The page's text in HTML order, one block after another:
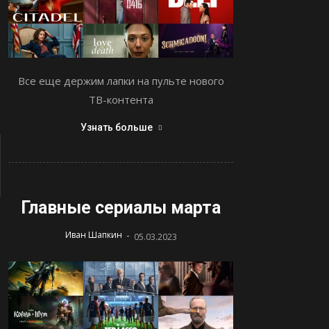
Все еще держим лапки на пульте нового
ТВ-контента
Узнать больше
Главные сериалы марта
Иван Шапкин - 05.03.2023